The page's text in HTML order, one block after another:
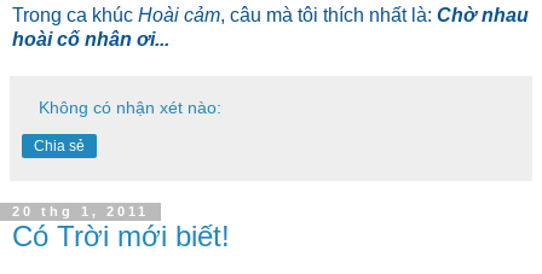
Trong ca khúc Hoài cảm, câu mà tôi thích nhất là: Chờ nhau
hoài cố nhân ơi...
Không có nhận xét nào:
Chia sẻ
20 thg 1, 2011
Có Trời mới biết!